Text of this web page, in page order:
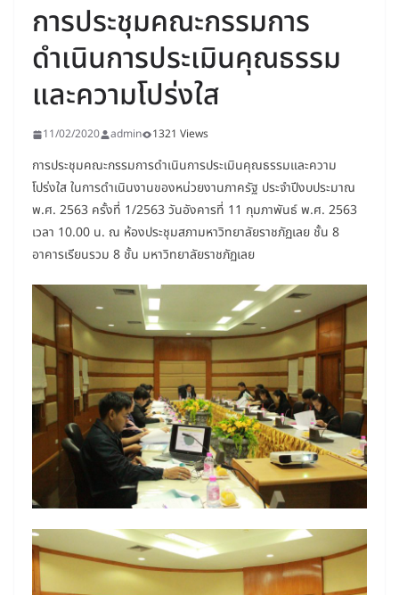
การประชุมคณะกรรมการ
ดำเนินการประเมินคุณธรรม
และความโปร่งใส
11/02/2020 admin 1321 Views
การประชุมคณะกรรมการดำเนินการประเมินคุณธรรมและความ
โปร่งใส ในการดำเนินงานของหน่วยงานภาครัฐ ประจำปีงบประมาณ
พ.ศ. 2563 ครั้งที่ 1/2563 วันอังคารที่ 11 กุมภาพันธ์ พ.ศ. 2563
เวลา 10.00 น. ณ ห้องประชุมสภามหาวิทยาลัยราชภัฏเลย ชั้น 8
อาคารเรียนรวม 8 ชั้น มหาวิทยาลัยราชภัฏเลย